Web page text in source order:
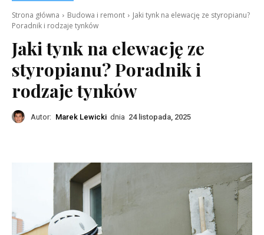
Strona główna Budowa i remont
Jaki tynk na elewację ze styropianu?
Poradnik i rodzaje tynków
Jaki tynk na elewację ze
styropianu? Poradnik i
rodzaje tynków
Autor: Marek Lewicki dnia 24 listopada, 2025